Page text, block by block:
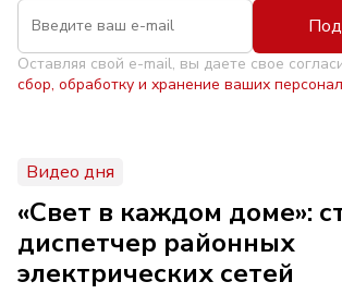
Оставляя свой e-mail, вы даете свое
сбор, обработку и хранение ваших
Видео дня
«Свет в каждом доме»:
диспетчер районных
электрических сетей